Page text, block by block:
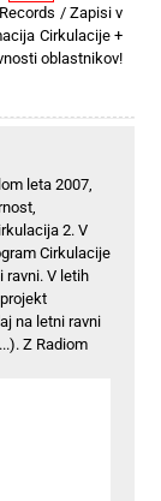
/ Zapisi v
Cirkulacije+
oblastnikov!
leta 2007,
2. V
Cirkulacije
ravni. V letih
na letni ravni
Z Radiom